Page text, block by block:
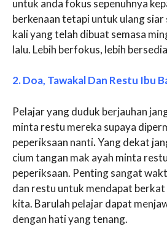
untuk anda fokus sepenuhnya
berkenaan tetapi untuk ulang siar
kali yang telah dibuat semasa
lalu. Lebih berfokus, lebih
2. Doa, Tawakal Dan Restu Ibu
Pelajar yang duduk berjauhan
minta restu mereka supaya
peperiksaan nanti.Yang dekat
cium tangan mak ayah minta
peperiksaan. Penting sangat
dan restu untuk mendapat berkat
kita. Barulah pelajar dapat
dengan hati yang tenang.